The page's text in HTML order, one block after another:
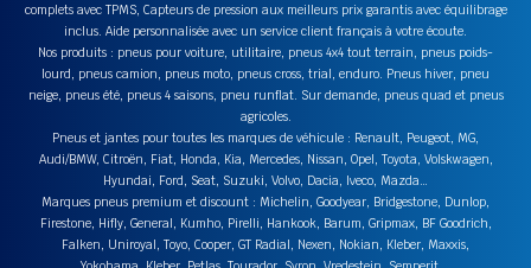
complets avec TPMS, Capteurs de pression aux meilleurs prix garantis avec équilibrage
inclus. Aide personnalisée avec un service client français à votre écoute.
Nos produits : pneus pour voiture, utilitaire, pneus 4x4 tout terrain, pneus poids-
lourd, pneus camion, pneus moto, pneus cross, trial, enduro. Pneus hiver, pneu
neige, pneus été, pneus 4 saisons, pneu runflat. Sur demande, pneus quad et pneus
agricoles.
Pneus et jantes pour toutes les marques de véhicule : Renault, Peugeot, MG,
Audi/BMW, Citroën, Fiat, Honda, Kia, Mercedes, Nissan, Opel, Toyota, Volskwagen,
Hyundai, Ford, Seat, Suzuki, Volvo, Dacia, Iveco, Mazda…
Marques pneus premium et discount : Michelin, Goodyear, Bridgestone, Dunlop,
Firestone, Hifly, General, Kumho, Pirelli, Hankook, Barum, Gripmax, BF Goodrich,
Falken, Uniroyal, Toyo, Cooper, GT Radial, Nexen, Nokian, Kleber, Maxxis,